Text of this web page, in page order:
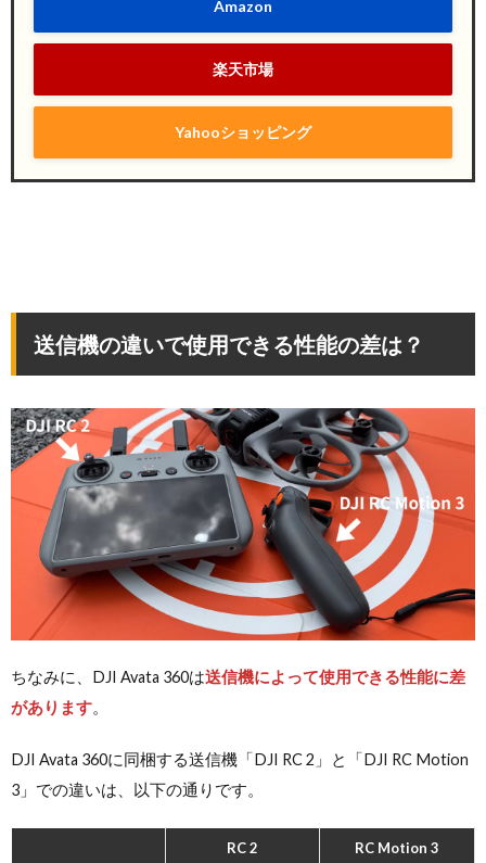
Amazon
楽天市場
Yahooショッピング
送信機の違いで使用できる性能の差は？
ちなみに、DJI Avata 360は送信機によって使用できる性能に差
があります。
DJI Avata 360に同梱する送信機「DJI RC 2」と「DJI RC Motion
3」での違いは、以下の通りです。
RC 2 RC Motion 3